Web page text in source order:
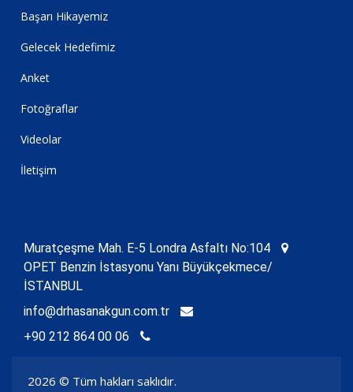
Başarı Hikayemiz
Gelecek Hedefimiz
Anket
Fotoğraflar
Videolar
İletişim
Muratçeşme Mah. E-5 Londra Asfaltı No:104
OPET Benzin İstasyonu Yanı Büyükçekmece/
İSTANBUL
info@drhasanakgun.com.tr
+90 212 864 00 06
2026 © Tüm hakları saklıdır.